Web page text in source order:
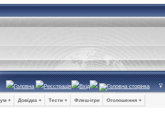
Головна Реєстрація Вхід
+ Довідка + Тести + Флеш-ігри Оголошення +